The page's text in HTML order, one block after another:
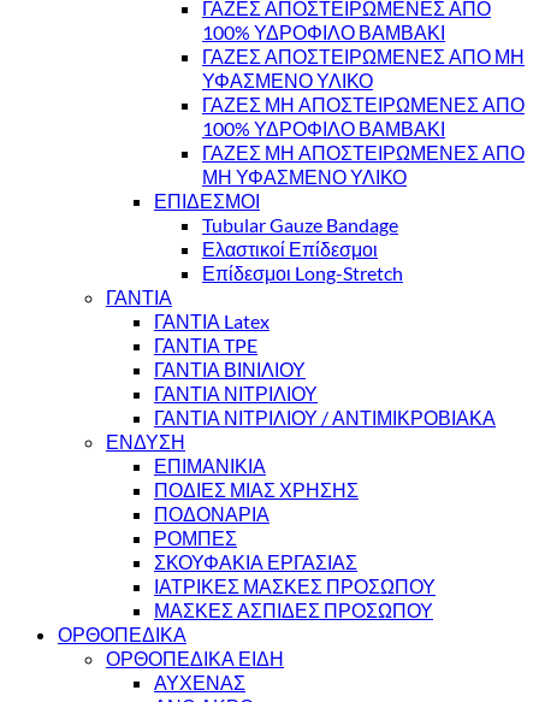
ΓΑΖΕΣ ΑΠΟΣΤΕΙΡΩΜΕΝΕΣ ΑΠΟ
100% ΥΔΡΟΦΙΛΟ ΒΑΜΒΑΚΙ
ΓΑΖΕΣ ΑΠΟΣΤΕΙΡΩΜΕΝΕΣ ΑΠΟ ΜΗ
ΥΦΑΣΜΕΝΟ ΥΛΙΚΟ
ΓΑΖΕΣ ΜΗ ΑΠΟΣΤΕΙΡΩΜΕΝΕΣ ΑΠΟ
100% ΥΔΡΟΦΙΛΟ ΒΑΜΒΑΚΙ
ΓΑΖΕΣ ΜΗ ΑΠΟΣΤΕΙΡΩΜΕΝΕΣ ΑΠΟ
ΜΗ ΥΦΑΣΜΕΝΟ ΥΛΙΚΟ
ΕΠΙΔΕΣΜΟΙ
Tubular Gauze Bandage
Ελαστικοί Επίδεσμοι
Επίδεσμοι Long-Stretch
ΓΑΝΤΙΑ
ΓΑΝΤΙΑ Latex
ΓΑΝΤΙΑ TPE
ΓΑΝΤΙΑ ΒΙΝΙΛΙΟΥ
ΓΑΝΤΙΑ ΝΙΤΡΙΛΙΟΥ
ΓΑΝΤΙΑ ΝΙΤΡΙΛΙΟΥ / ΑΝΤΙΜΙΚΡΟΒΙΑΚΑ
ΕΝΔΥΣΗ
ΕΠΙΜΑΝΙΚΙΑ
ΠΟΔΙΕΣ ΜΙΑΣ ΧΡΗΣΗΣ
ΠΟΔΟΝΑΡΙΑ
ΡΟΜΠΕΣ
ΣΚΟΥΦΑΚΙΑ ΕΡΓΑΣΙΑΣ
ΙΑΤΡΙΚΕΣ ΜΑΣΚΕΣ ΠΡΟΣΩΠΟΥ
ΜΑΣΚΕΣ ΑΣΠΙΔΕΣ ΠΡΟΣΩΠΟΥ
ΟΡΘΟΠΕΔΙΚΑ
ΟΡΘΟΠΕΔΙΚΑ ΕΙΔΗ
ΑΥΧΕΝΑΣ